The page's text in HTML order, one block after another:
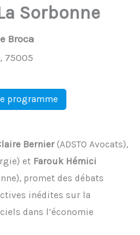
Sorbonne
Broca
75005
programme
Bernier(ADSTO Avocats),
et Farouk Hémici
promet des débats
inédites sur la
dans l’économie